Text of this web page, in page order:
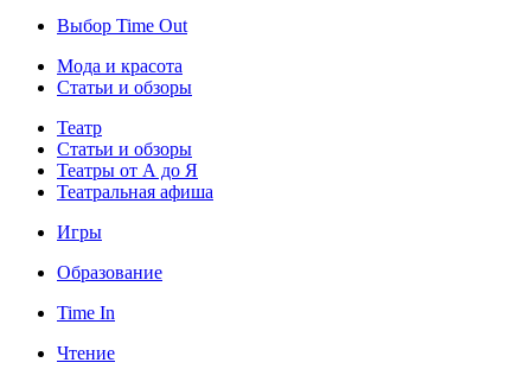
Выбор Time Out
Мода и красота
Статьи и обзоры
Театр
Статьи и обзоры
Театры от А до Я
Театральная афиша
Игры
Образование
Time In
Чтение